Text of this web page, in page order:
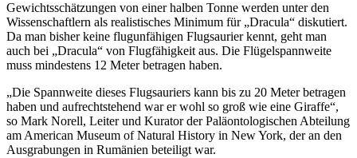
Gewichtsschätzungen von einer halben Tonne werden unter den
Wissenschaftlern als realistisches Minimum für „Dracula“ diskutiert.
Da man bisher keine flugunfähigen Flugsaurier kennt, geht man
auch bei „Dracula“ von Flugfähigkeit aus. Die Flügelspannweite
muss mindestens 12 Meter betragen haben.
„Die Spannweite dieses Flugsauriers kann bis zu 20 Meter betragen
haben und aufrechtstehend war er wohl so groß wie eine Giraffe“,
so Mark Norell, Leiter und Kurator der Paläontologischen Abteilung
am American Museum of Natural History in New York, der an den
Ausgrabungen in Rumänien beteiligt war.